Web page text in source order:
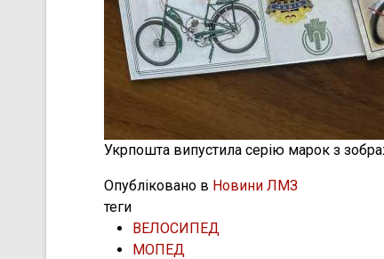
Укрпошта випустила серію марок з
Опубліковано в Новини ЛМЗ
теги
ВЕЛОСИПЕД
МОПЕД